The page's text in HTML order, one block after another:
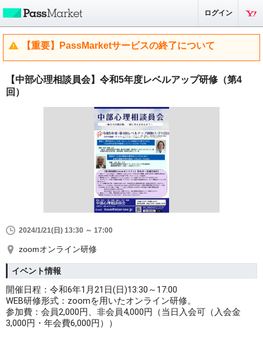
ログイン
【重要】PassMarketサービスの終了について
【中部心理相談員会】令和5年度レベルアップ研修（第4
回）
2024/1/21(日) 13:30 ～ 17:00
zoomオンライン研修
イベント情報
開催日程：令和6年1月21日(日)13:30～17:00
WEB研修形式：zoomを用いたオンライン研修。
参加費：会員2,000円、非会員4,000円（当日入会可（入会金
3,000円・年会費6,000円））